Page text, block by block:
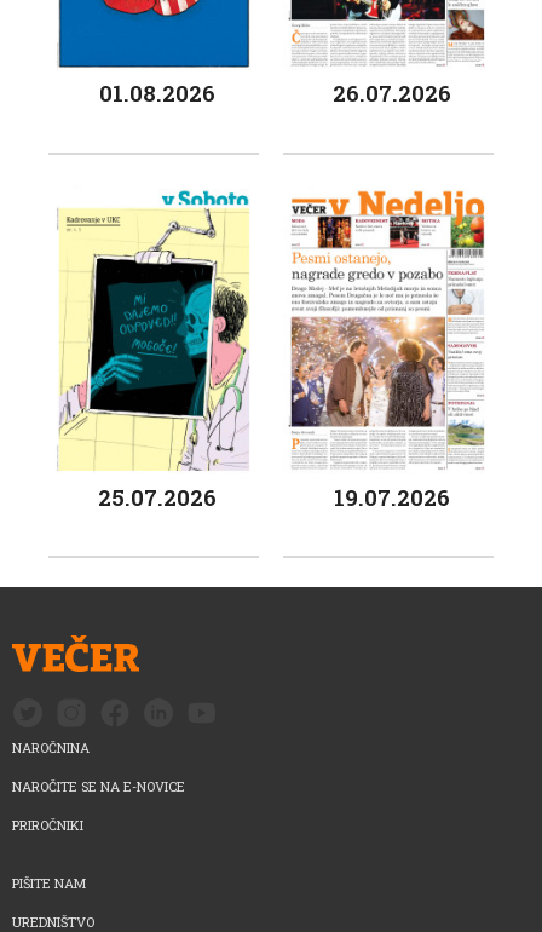
01.08.2026 26.07.2026
25.07.2026 19.07.2026
NAROČNINA
NAROČITE SE NA E-NOVICE
PRIROČNIKI
PIŠITE NAM
UREDNIŠTVO